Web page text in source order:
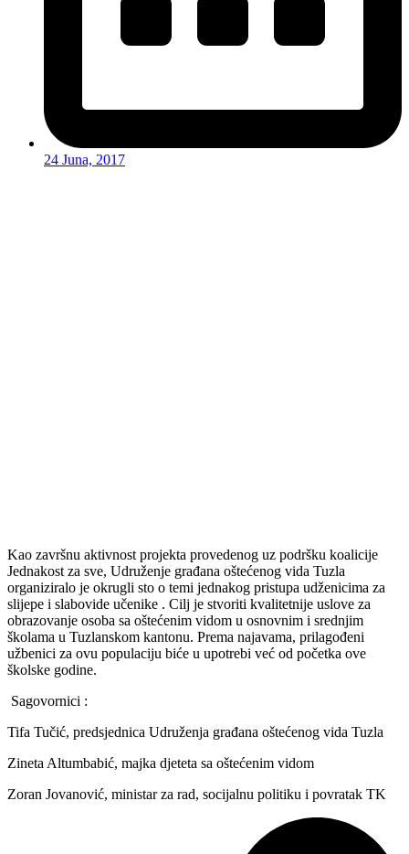
24 Juna, 2017
Kao završnu aktivnost projekta provedenog uz podršku koalicije
Jednakost za sve, Udruženje građana oštećenog vida Tuzla
organiziralo je okrugli sto o temi jednakog pristupa udženicima za
slijepe i slabovide učenike . Cilj je stvoriti kvalitetnije uslove za
obrazovanje osoba sa oštećenim vidom u osnovnim i srednjim
školama u Tuzlanskom kantonu. Prema najavama, prilagođeni
užbenici za ovu populaciju biće u upotrebi već od početka ove
školske godine.
Sagovornici :
Tifa Tučić, predsjednica Udruženja građana oštećenog vida Tuzla
Zineta Altumbabić, majka djeteta sa oštećenim vidom
Zoran Jovanović, ministar za rad, socijalnu politiku i povratak TK